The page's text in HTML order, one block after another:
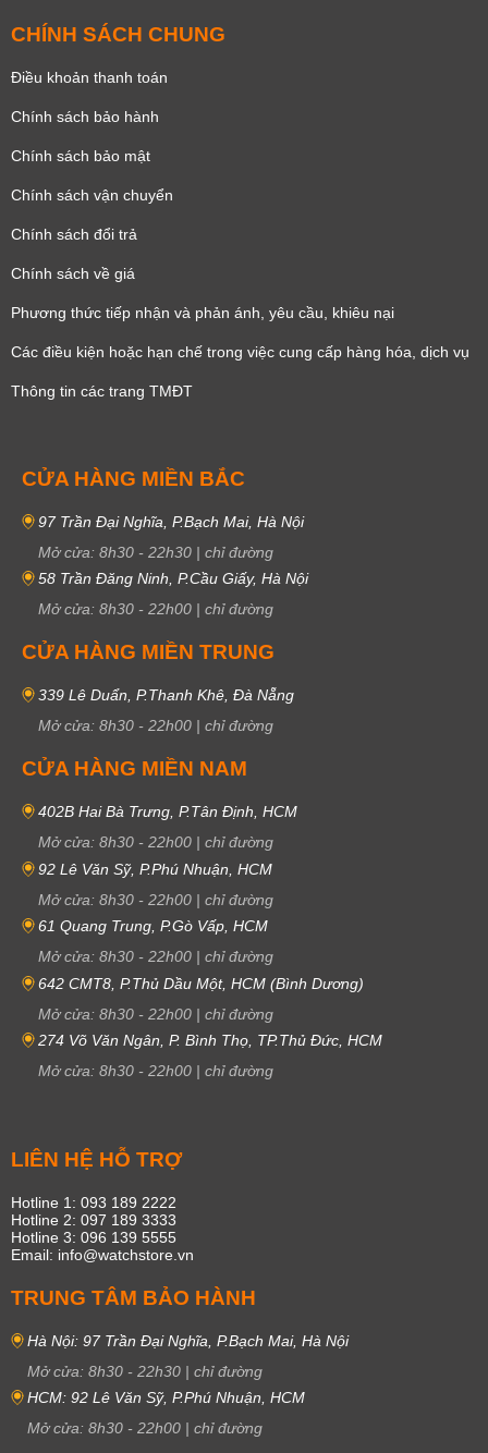
CHÍNH SÁCH CHUNG
Điều khoản thanh toán
Chính sách bảo hành
Chính sách bảo mật
Chính sách vận chuyển
Chính sách đổi trả
Chính sách về giá
Phương thức tiếp nhận và phản ánh, yêu cầu, khiêu nại
Các điều kiện hoặc hạn chế trong việc cung cấp hàng hóa, dịch vụ
Thông tin các trang TMĐT
CỬA HÀNG MIỀN BẮC
97 Trần Đại Nghĩa, P.Bạch Mai, Hà Nội
Mở cửa: 8h30 - 22h30 | chỉ đường
58 Trần Đăng Ninh, P.Cầu Giấy, Hà Nội
Mở cửa: 8h30 - 22h00 | chỉ đường
CỬA HÀNG MIỀN TRUNG
339 Lê Duẩn, P.Thanh Khê, Đà Nẵng
Mở cửa: 8h30 - 22h00 | chỉ đường
CỬA HÀNG MIỀN NAM
402B Hai Bà Trưng, P.Tân Định, HCM
Mở cửa: 8h30 - 22h00 | chỉ đường
92 Lê Văn Sỹ, P.Phú Nhuận, HCM
Mở cửa: 8h30 - 22h00 | chỉ đường
61 Quang Trung, P.Gò Vấp, HCM
Mở cửa: 8h30 - 22h00 | chỉ đường
642 CMT8, P.Thủ Dầu Một, HCM (Bình Dương)
Mở cửa: 8h30 - 22h00 | chỉ đường
274 Võ Văn Ngân, P. Bình Thọ, TP.Thủ Đức, HCM
Mở cửa: 8h30 - 22h00 | chỉ đường
LIÊN HỆ HỖ TRỢ
Hotline 1: 093 189 2222
Hotline 2: 097 189 3333
Hotline 3: 096 139 5555
Email: info@watchstore.vn
TRUNG TÂM BẢO HÀNH
Hà Nội: 97 Trần Đại Nghĩa, P.Bạch Mai, Hà Nội
Mở cửa: 8h30 - 22h30 | chỉ đường
HCM: 92 Lê Văn Sỹ, P.Phú Nhuận, HCM
Mở cửa: 8h30 - 22h00 | chỉ đường